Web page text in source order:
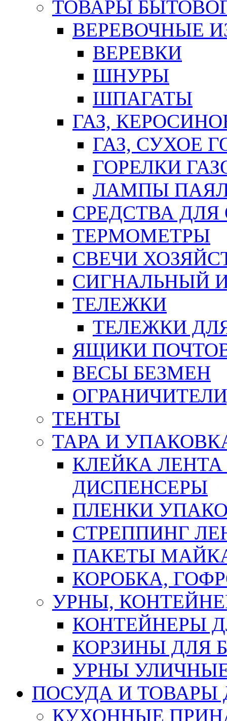
ТОВАРЫ
ВЕРЕВОЧНЫЕ
ВЕРЕВКИ
ШНУРЫ
ШПАГАТЫ
ГАЗ,
ГАЗ, СУХОЕ
ГОРЕЛКИ
ЛАМПЫ
СРЕДСТВА
ТЕРМОМЕТРЫ
СВЕЧИ
СИГНАЛЬНЫЙ
ТЕЛЕЖКИ
ТЕЛЕЖКИ
ЯЩИКИ
ВЕСЫ БЕЗМЕН
ТЕНТЫ
ТАРА И
КЛЕЙКА
ДИСПЕНСЕРЫ
ПЛЕНКИ
СТРЕППИНГ
ПАКЕТЫ
КОРОБКА,
УРНЫ,
КОНТЕЙНЕРЫ
КОРЗИНЫ ДЛЯ
УРНЫ
ПОСУДА И ТОВАРЫ
КУХОННЫЕ